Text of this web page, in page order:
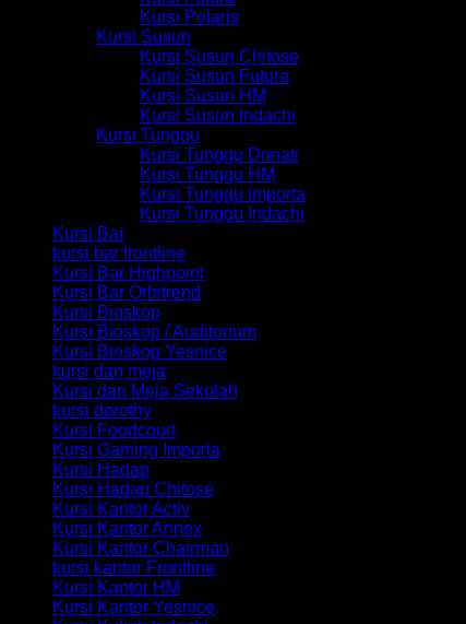
Kursi Polaris
Kursi Susun
Kursi Susun Chitose
Kursi Susun Futura
Kursi Susun HM
Kursi Susun Indachi
Kursi Tunggu
Kursi Tunggu Donati
Kursi Tunggu HM
Kursi Tunggu Importa
Kursi Tunggu Indachi
Kursi Bar
kursi bar frontline
Kursi Bar Highpoint
Kursi Bar Orbitrend
Kursi Bioskop
Kursi Bioskop / Auditorium
Kursi Bioskop Yesnice
kursi dan meja
Kursi dan Meja Sekolah
kursi dorothy
Kursi Foodcourt
Kursi Gaming Importa
Kursi Hadap
Kursi Hadap Chitose
Kursi Kantor Activ
Kursi Kantor Annex
Kursi Kantor Chairman
kursi kantor Frontline
Kursi Kantor HM
Kursi Kantor Yesnice